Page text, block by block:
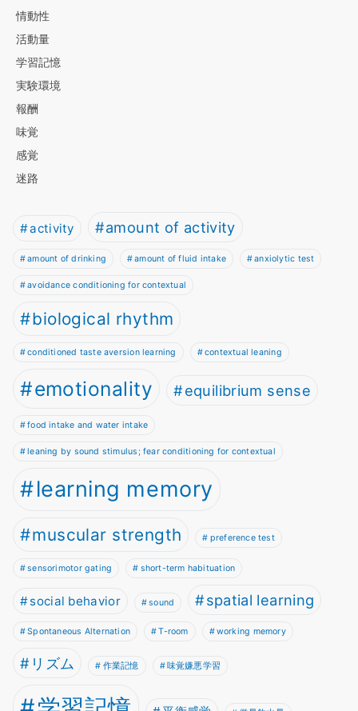
情動性
活動量
学習記憶
実験環境
報酬
味覚
感覚
迷路
activity amount of activity
amount of drinking amount of fluid intake anxiolytic test
avoidance conditioning for contextual
biological rhythm
conditioned taste aversion learning contextual leaning
emotionality equilibrium sense
food intake and water intake
leaning by sound stimulus; fear conditioning for contextual
learning memory
muscular strength preference test
sensorimotor gating short-term habituation
social behavior sound spatial learning
Spontaneous Alternation T-room working memory
リズム 作業記憶 味覚嫌悪学習